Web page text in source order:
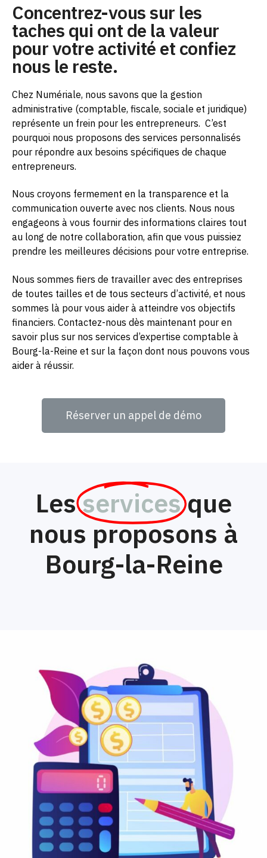
Concentrez-vous sur les
taches qui ont de la valeur
pour votre activité et confiez
nous le reste.
Chez Numériale, nous savons que la gestion
administrative (comptable, fiscale, sociale et juridique)
représente un frein pour les entrepreneurs. C’est
pourquoi nous proposons des services personnalisés
pour répondre aux besoins spécifiques de chaque
entrepreneurs.
Nous croyons fermement en la transparence et la
communication ouverte avec nos clients. Nous nous
engageons à vous fournir des informations claires tout
au long de notre collaboration, afin que vous puissiez
prendre les meilleures décisions pour votre entreprise.
Nous sommes fiers de travailler avec des entreprises
de toutes tailles et de tous secteurs d’activité, et nous
sommes là pour vous aider à atteindre vos objectifs
financiers. Contactez-nous dès maintenant pour en
savoir plus sur nos services d’expertise comptable à
Bourg-la-Reine et sur la façon dont nous pouvons vous
aider à réussir.
Réserver un appel de démo
Lesservices que
nous proposons à
Bourg-la-Reine